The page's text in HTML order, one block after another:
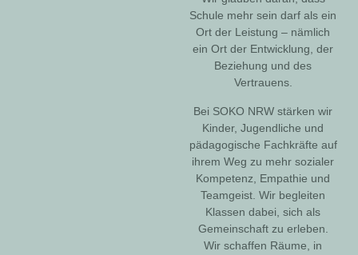
Schule mehr sein darf als ein
Ort der Leistung – nämlich
ein Ort der Entwicklung, der
Beziehung und des
Vertrauens.
Bei SOKO NRW stärken wir
Kinder, Jugendliche und
pädagogische Fachkräfte auf
ihrem Weg zu mehr sozialer
Kompetenz, Empathie und
Teamgeist. Wir begleiten
Klassen dabei, sich als
Gemeinschaft zu erleben.
Wir schaffen Räume, in